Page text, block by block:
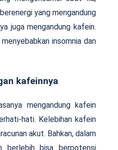
yang mengandung
juga mengandung kafein.
insomnia dan
kafeinnya
mengandung kafein
hati. Kelebihan kafein
akut. Bahkan, dalam
berlebih bisa berpotensi